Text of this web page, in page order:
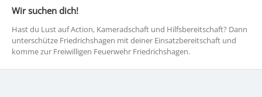
Wir suchen dich!
Hast du Lust auf Action, Kameradschaft und Hilfsbereitschaft? Dann
unterschütze Friedrichshagen mit deiner Einsatzbereitschaft und
komme zur Freiwilligen Feuerwehr Friedrichshagen.